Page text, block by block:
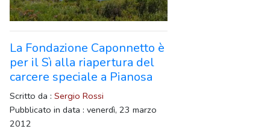
La Fondazione Caponnetto è
per il Sì alla riapertura del
carcere speciale a Pianosa
Scritto da : Sergio Rossi
Pubblicato in data : venerdì, 23 marzo
2012